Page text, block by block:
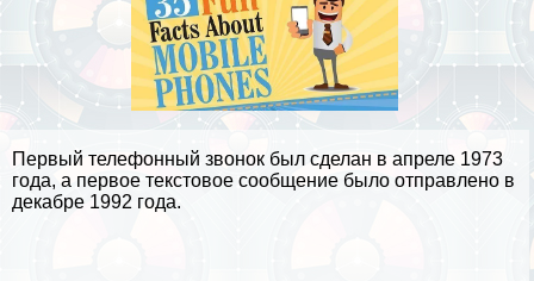
Первый телефонный звонок был сделан в апреле 1973
года, а первое текстовое сообщение было отправлено в
декабре 1992 года.